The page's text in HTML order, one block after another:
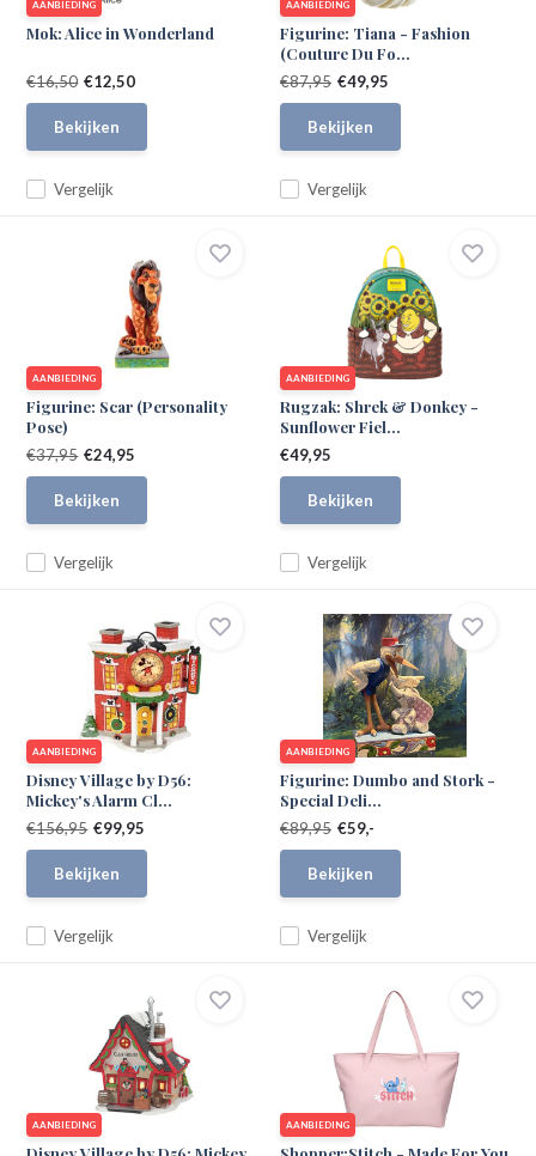
AANBIEDING
Mok: Alice in Wonderland
Vergelijk
€16,50 €12,50
Bekijken
AANBIEDING
Figurine: Tiana - Fashion
(Couture Du Fo...
Vergelijk
€87,95 €49,95
Bekijken
AANBIEDING
Figurine: Scar (Personality
Pose)
Vergelijk
€37,95 €24,95
Bekijken
AANBIEDING
Rugzak: Shrek & Donkey -
Sunflower Fiel...
Vergelijk
€49,95
Bekijken
AANBIEDING
Disney Village by D56:
Mickey's Alarm Cl...
Vergelijk
€156,95 €99,95
Bekijken
AANBIEDING
Figurine: Dumbo and Stork -
Special Deli...
Vergelijk
€89,95 €59,-
Bekijken
AANBIEDING AANBIEDING